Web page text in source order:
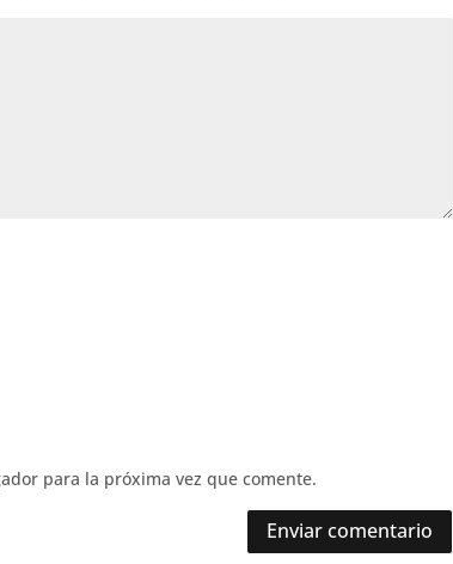
para la próxima vez que comente.